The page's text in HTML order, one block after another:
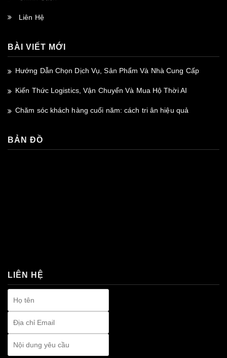
Liên Hệ
BÀI VIẾT MỚI
Hướng Dẫn Chọn Dịch Vụ, Sản Phẩm Và Nhà Cung Cấp
Kiến Thức Logistics, Vận Chuyển Và Mua Hộ Thời AI
Chăm sóc khách hàng cuối năm: cách tri ân hiệu quả
BẢN ĐỒ
LIÊN HỆ